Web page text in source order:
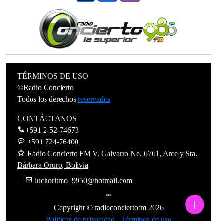
+
TÉRMINOS DE USO
©Radio Concierto
Todos los derechos reservados
CONTÁCTANOS
+591 2-52-74673
+591 724-76400
Radio Concierto FM V. Galvarro No. 6761, Arce y Sta.
Bárbara Oruro, Bolivia
luchoritmo_9950@hotmail.com
Copyright © radioconciertofm 2026
Politicas de privacidad
Términos de uso